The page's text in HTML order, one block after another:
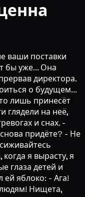
ваши поставки
бы уже... Она
директора.
о будущем...
лишь принесёт
глядели на неё,
и снах. -
придёте? - Не
я вырасту, я
глаза детей и
яблоко: - Ага!
людям! Нищета,